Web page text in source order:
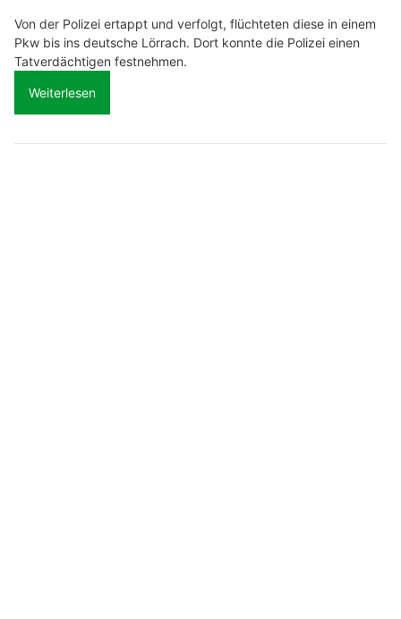
Von der Polizei ertappt und verfolgt, flüchteten diese in einem
Pkw bis ins deutsche Lörrach. Dort konnte die Polizei einen
Tatverdächtigen festnehmen.
Weiterlesen